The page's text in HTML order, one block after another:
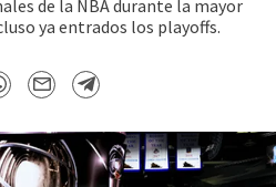
de la NBA durante la mayor
ya entrados los playoffs.